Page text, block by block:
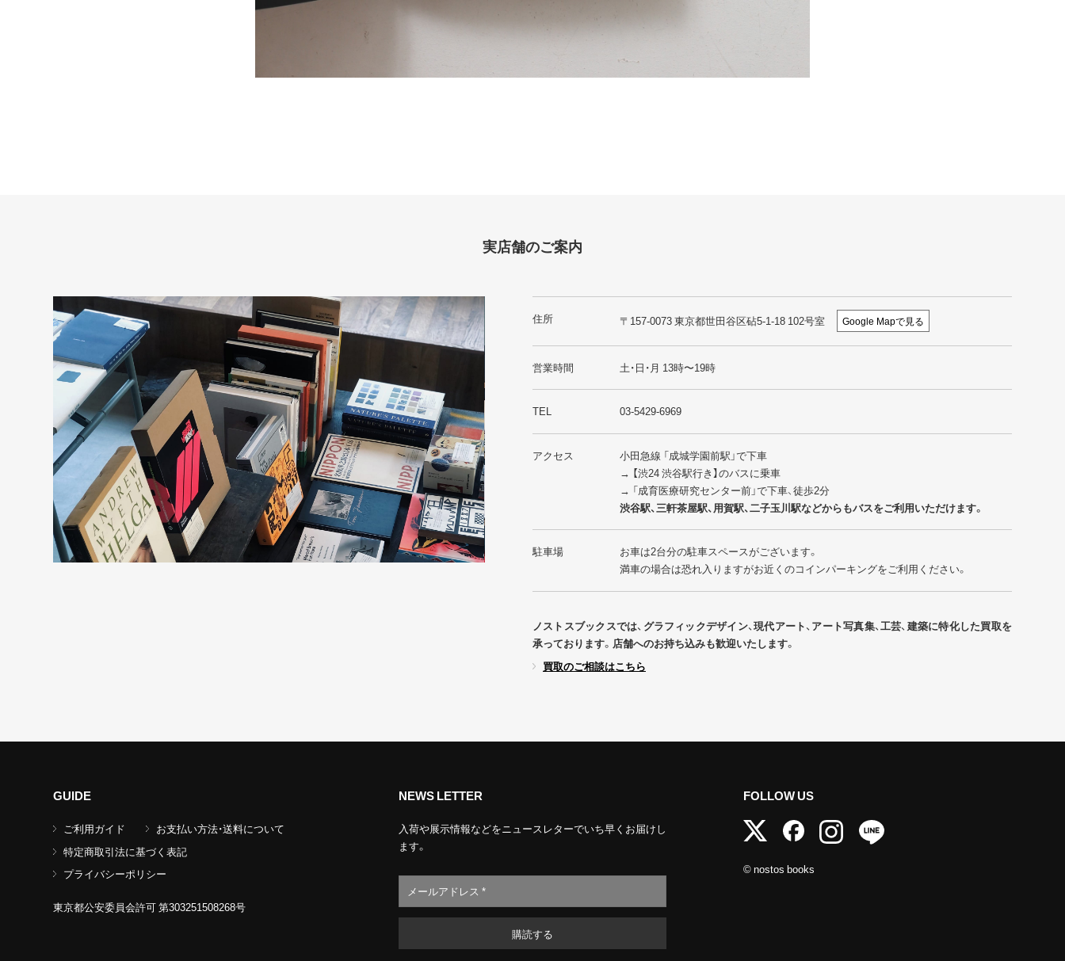
実店舗のご案内
住所 〒157-0073 東京都世田谷区砧5-1-18 102号室 Google Mapで見る
営業時間 土・日・月 13時〜19時
TEL 03-5429-6969
アクセス
小田急線 「成城学園前駅」で下車
→ 【渋24 渋谷駅行き】のバスに乗車
→ 「成育医療研究センター前」で下車、徒歩2分
渋谷駅、三軒茶屋駅、用賀駅、二子玉川駅などからもバスをご利用いただけます。
駐車場
お車は2台分の駐車スペースがございます。
満車の場合は恐れ入りますがお近くのコインパーキングをご利用ください。
ノストスブックスでは、グラフィックデザイン、現代アート、アート写真集、工芸、建築に特化した買取を
承っております。店舗へのお持ち込みも歓迎いたします。
買取のご相談はこちら
GUIDE
ご利用ガイド
お支払い方法・送料について
特定商取引法に基づく表記
プライバシーポリシー
東京都公安委員会許可 第303251508268号
NEWS LETTER
入荷や展示情報などをニュースレターでいち早くお届けし
ます。
FOLLOW US
© nostos books